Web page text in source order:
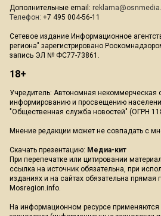
Дополнительные email:
Телефон: +7 495 004-56-11
Сетевое издание Информационное
региона" зарегистрировано
запись ЭЛ № ФС77-73861.
18+
Учредитель: Автономная некоммерческая
информированию и просвещению
"Общественная служба новостей" (ОГРН
Мнение редакции может не совпадать с
Скачать презентацию: Медиа-кит
При перепечатке или цитировании
ссылка на источник обязательна, при
изданиях и на сайтах обязательна прямая
Mosregion.info.
На информационном ресурсе